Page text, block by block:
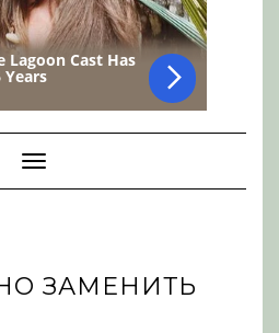
Toggle
Navigation
ЗАМЕНИТЬ